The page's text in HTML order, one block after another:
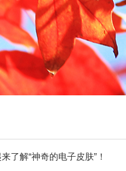
了解“神奇的电子皮肤”！